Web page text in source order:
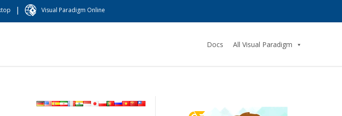
| Visual Paradigm Online
Docs All Visual Paradigm